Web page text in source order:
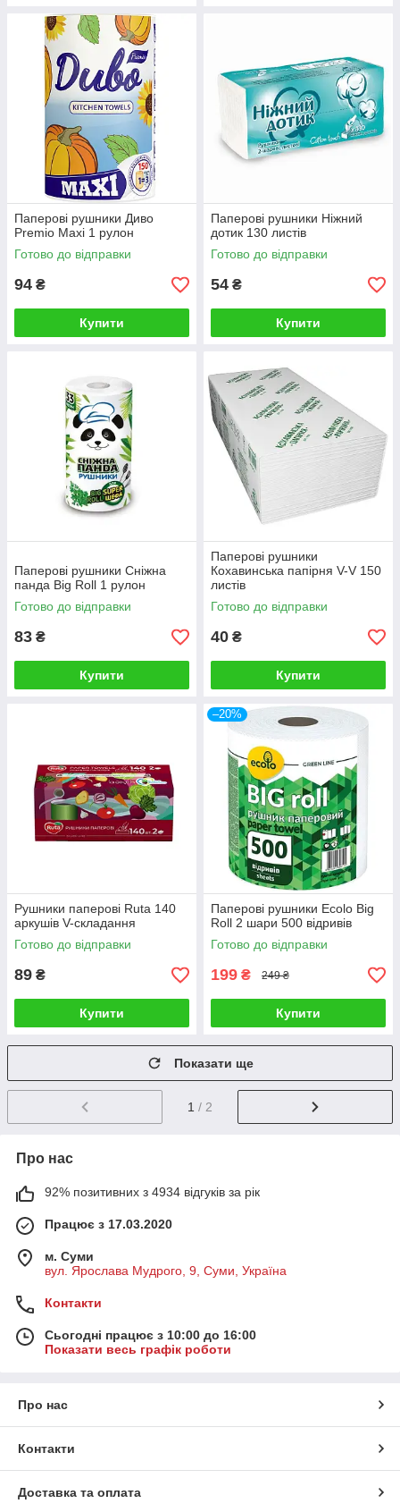
Паперові рушники Диво
Premio Maxi 1 рулон
Готово до відправки
94 ₴
Купити
Паперові рушники Ніжний
дотик 130 листів
Готово до відправки
54 ₴
Купити
Паперові рушники Сніжна
панда Big Roll 1 рулон
Готово до відправки
83 ₴
Купити
Паперові рушники
Кохавинська папірня V-V 150
листів
Готово до відправки
40 ₴
Купити
Рушники паперові Ruta 140
аркушів V-складання
Готово до відправки
89 ₴
Купити
–20%
Паперові рушники Ecolo Big
Roll 2 шари 500 відривів
Готово до відправки
199 ₴ 249 ₴
Купити
Показати ще
1 / 2
Про нас
92% позитивних з 4934 відгуків за рік
Працює з 17.03.2020
м. Суми
вул. Ярослава Мудрого, 9, Суми, Україна
Контакти
Сьогодні працює з 10:00 до 16:00
Показати весь графік роботи
Про нас
Контакти
Доставка та оплата